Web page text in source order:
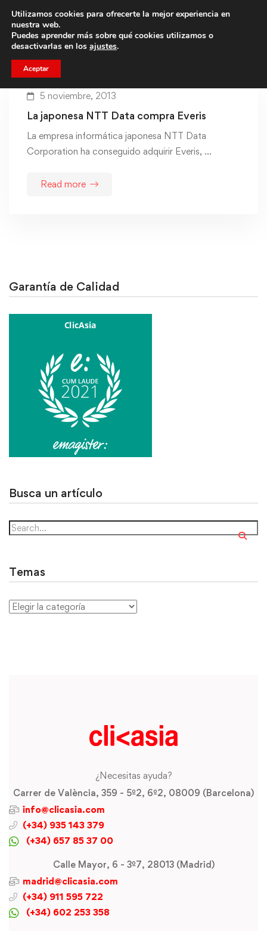
Trae a un amigo y llevaos un total de 75€ de descuento.
5 noviembre, 2013
La japonesa NTT Data compra Everis
La empresa informática japonesa NTT Data
Corporation ha conseguido adquirir Everis, …
Read more
Garantía de Calidad
Busca un artículo
Temas
¿Necesitas ayuda?
Carrer de València, 359 - 5º2, 6º2, 08009 (Barcelona)
info@clicasia.com
(+34) 935 143 379
(+34) 657 85 37 00
Calle Mayor, 6 - 3º7, 28013 (Madrid)
madrid@clicasia.com
(+34) 911 595 722
(+34) 602 253 358
Utilizamos cookies para ofrecerte la mejor experiencia en
nuestra web.
Puedes aprender más sobre qué cookies utilizamos o
desactivarlas en los ajustes.
Aceptar